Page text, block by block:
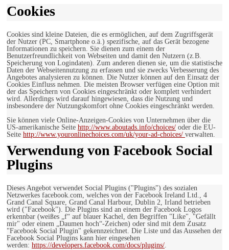
Cookies
Cookies sind kleine Dateien, die es ermöglichen, auf dem Zugriffsgerät
der Nutzer (PC, Smartphone o.ä.) spezifische, auf das Gerät bezogene
Informationen zu speichern. Sie dienen zum einem der
Benutzerfreundlichkeit von Webseiten und damit den Nutzern (z.B.
Speicherung von Logindaten). Zum anderen dienen sie, um die statistische
Daten der Webseitennutzung zu erfassen und sie zwecks Verbesserung des
Angebotes analysieren zu können. Die Nutzer können auf den Einsatz der
Cookies Einfluss nehmen. Die meisten Browser verfügen eine Option mit
der das Speichern von Cookies eingeschränkt oder komplett verhindert
wird. Allerdings wird darauf hingewiesen, dass die Nutzung und
insbesondere der Nutzungskomfort ohne Cookies eingeschränkt werden.
Sie können viele Online-Anzeigen-Cookies von Unternehmen über die
US-amerikanische Seite http://www.aboutads.info/choices/ oder die EU-
Seite http://www.youronlinechoices.com/uk/your-ad-choices/ verwalten.
Verwendung von Facebook Social
Plugins
Dieses Angebot verwendet Social Plugins ("Plugins") des sozialen
Netzwerkes facebook.com, welches von der Facebook Ireland Ltd., 4
Grand Canal Square, Grand Canal Harbour, Dublin 2, Irland betrieben
wird ("Facebook"). Die Plugins sind an einem der Facebook Logos
erkennbar (weißes „f“ auf blauer Kachel, den Begriffen "Like", "Gefällt
mir" oder einem „Daumen hoch“-Zeichen) oder sind mit dem Zusatz
"Facebook Social Plugin" gekennzeichnet. Die Liste und das Aussehen der
Facebook Social Plugins kann hier eingesehen
werden: https://developers.facebook.com/docs/plugins/.